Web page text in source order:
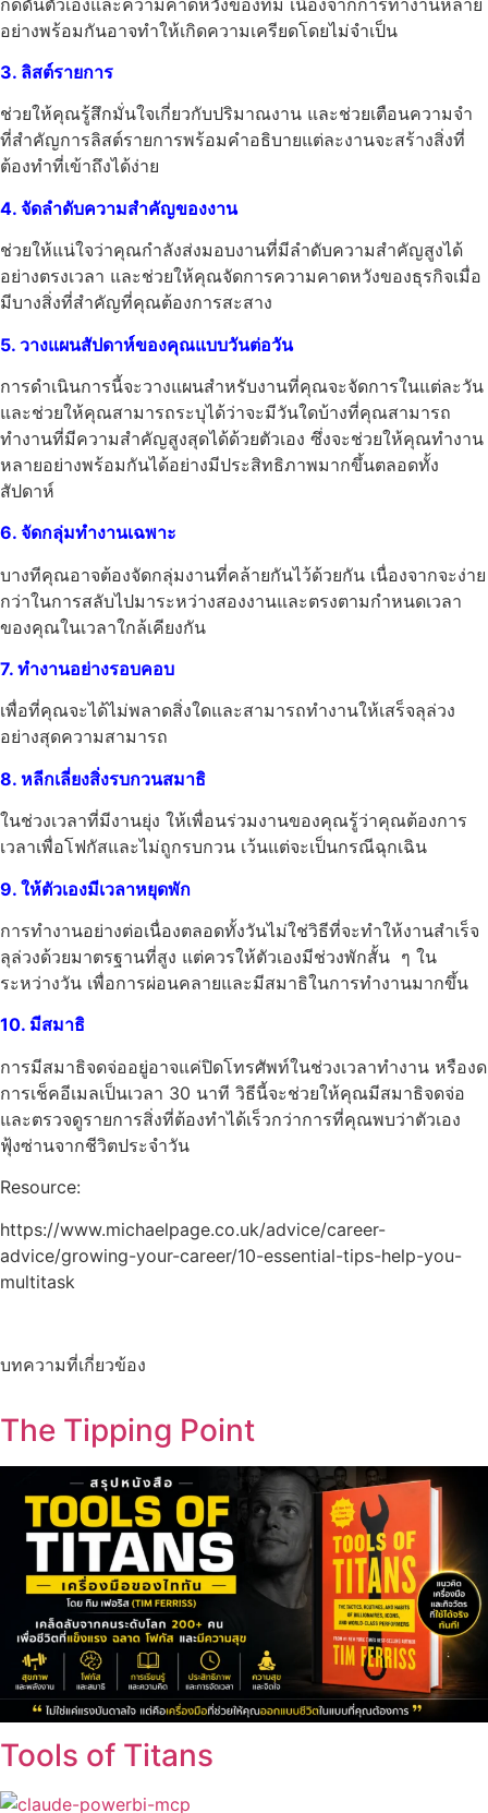
อย่างพร้อมกันอาจทำให้เกิดความเครียดโดยไม่จำเป็น
3. ลิสต์รายการ
ช่วยให้คุณรู้สึกมั่นใจเกี่ยวกับปริมาณงาน และช่วยเตือนความจำ
ที่สำคัญการลิสต์รายการพร้อมคำอธิบายแต่ละงานจะสร้างสิ่งที่
ต้องทำที่เข้าถึงได้ง่าย
4. จัดลำดับความสำคัญของงาน
ช่วยให้แน่ใจว่าคุณกำลังส่งมอบงานที่มีลำดับความสำคัญสูงได้
อย่างตรงเวลา และช่วยให้คุณจัดการความคาดหวังของธุรกิจเมื่อ
มีบางสิ่งที่สำคัญที่คุณต้องการสะสาง
5. วางแผนสัปดาห์ของคุณแบบวันต่อวัน
การดำเนินการนี้จะวางแผนสำหรับงานที่คุณจะจัดการในแต่ละวัน
และช่วยให้คุณสามารถระบุได้ว่าจะมีวันใดบ้างที่คุณสามารถ
ทำงานที่มีความสำคัญสูงสุดได้ด้วยตัวเอง ซึ่งจะช่วยให้คุณทำงาน
หลายอย่างพร้อมกันได้อย่างมีประสิทธิภาพมากขึ้นตลอดทั้ง
สัปดาห์
6. จัดกลุ่มทำงานเฉพาะ
บางทีคุณอาจต้องจัดกลุ่มงานที่คล้ายกันไว้ด้วยกัน เนื่องจากจะง่าย
กว่าในการสลับไปมาระหว่างสองงานและตรงตามกำหนดเวลา
ของคุณในเวลาใกล้เคียงกัน
7. ทำงานอย่างรอบคอบ
เพื่อที่คุณจะได้ไม่พลาดสิ่งใดและสามารถทำงานให้เสร็จลุล่วง
อย่างสุดความสามารถ
8. หลีกเลี่ยงสิ่งรบกวนสมาธิ
ในช่วงเวลาที่มีงานยุ่ง ให้เพื่อนร่วมงานของคุณรู้ว่าคุณต้องการ
เวลาเพื่อโฟกัสและไม่ถูกรบกวน เว้นแต่จะเป็นกรณีฉุกเฉิน
9. ให้ตัวเองมีเวลาหยุดพัก
การทำงานอย่างต่อเนื่องตลอดทั้งวันไม่ใช่วิธีที่จะทำให้งานสำเร็จ
ลุล่วงด้วยมาตรฐานที่สูง แต่ควรให้ตัวเองมีช่วงพักสั้น ๆ ใน
ระหว่างวัน เพื่อการผ่อนคลายและมีสมาธิในการทำงานมากขึ้น
10. มีสมาธิ
การมีสมาธิจดจ่ออยู่อาจแค่ปิดโทรศัพท์ในช่วงเวลาทำงาน หรืองด
การเช็คอีเมลเป็นเวลา 30 นาที วิธีนี้จะช่วยให้คุณมีสมาธิจดจ่อ
และตรวจดูรายการสิ่งที่ต้องทำได้เร็วกว่าการที่คุณพบว่าตัวเอง
ฟุ้งซ่านจากชีวิตประจำวัน
Resource:
https://www.michaelpage.co.uk/advice/career-
advice/growing-your-career/10-essential-tips-help-you-
multitask
บทความที่เกี่ยวข้อง
The Tipping Point
Tools of Titans